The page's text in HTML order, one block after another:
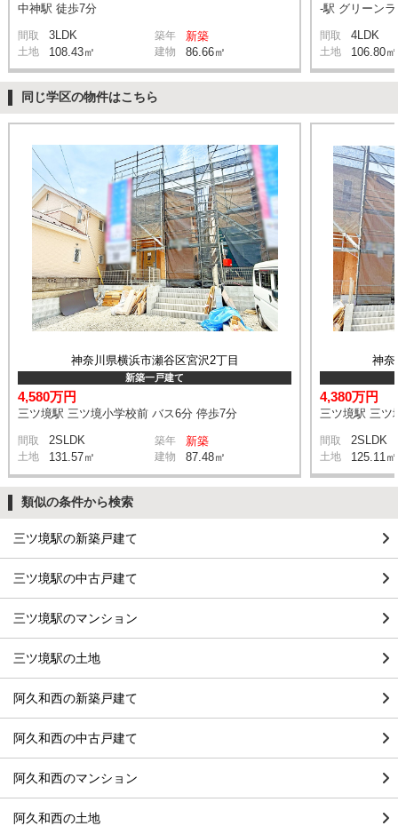
中神駅 徒歩7分
間取 3LDK 築年 新築
土地 108.43㎡ 建物 86.66㎡
-駅 グリーン
間取 4LDK
土地 106.80㎡
同じ学区の物件はこちら
神奈川県横浜市瀬谷区宮沢2丁目
新築一戸建て
4,580万円
三ツ境駅 三ツ境小学校前 バス6分 停歩7分
間取 2SLDK 築年 新築
土地 131.57㎡ 建物 87.48㎡
神奈
4,380万円
三ツ境駅 三ツ
間取 2SLDK
土地 125.11㎡
類似の条件から検索
三ツ境駅の新築戸建て
三ツ境駅の中古戸建て
三ツ境駅のマンション
三ツ境駅の土地
阿久和西の新築戸建て
阿久和西の中古戸建て
阿久和西のマンション
阿久和西の土地